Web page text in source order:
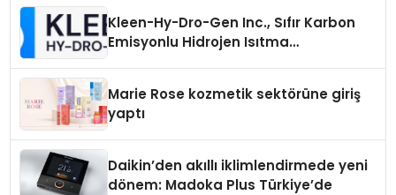
Kleen-Hy-Dro-Gen Inc., Sıfır Karbon
Emisyonlu Hidrojen Isıtma
Marie Rose kozmetik sektörüne giriş
yaptı
Daikin’den akıllı iklimlendirmede yeni
dönem: Madoka Plus Türkiye’de